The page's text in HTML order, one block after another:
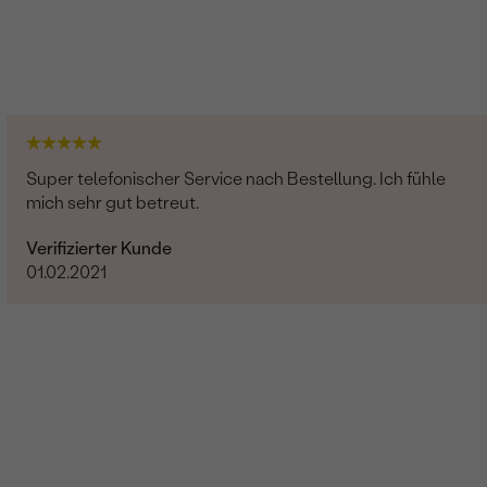
Super telefonischer Service nach Bestellung. Ich fühle
mich sehr gut betreut.
Verifizierter Kunde
01.02.2021